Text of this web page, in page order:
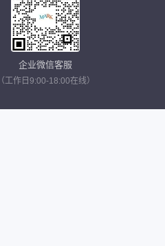
企业微信客服
（工作日9:00-18:00在线）